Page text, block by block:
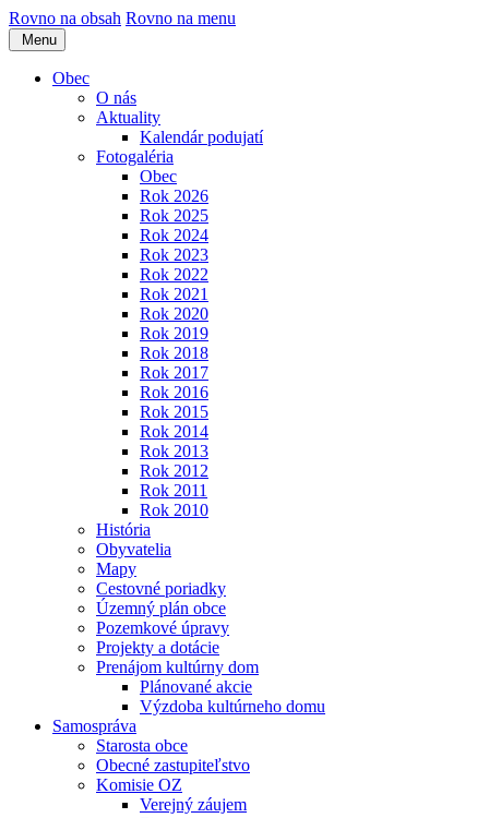
Rovno na obsah Rovno na menu
Menu
Obec
O nás
Aktuality
Kalendár podujatí
Fotogaléria
Obec
Rok 2026
Rok 2025
Rok 2024
Rok 2023
Rok 2022
Rok 2021
Rok 2020
Rok 2019
Rok 2018
Rok 2017
Rok 2016
Rok 2015
Rok 2014
Rok 2013
Rok 2012
Rok 2011
Rok 2010
História
Obyvatelia
Mapy
Cestovné poriadky
Územný plán obce
Pozemkové úpravy
Projekty a dotácie
Prenájom kultúrny dom
Plánované akcie
Výzdoba kultúrneho domu
Samospráva
Starosta obce
Obecné zastupiteľstvo
Komisie OZ
Verejný záujem